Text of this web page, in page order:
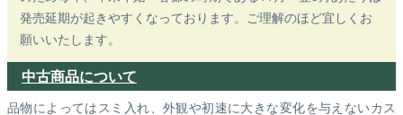
発売延期が起きやすくなっております。ご理解のほど宜しくお
願いいたします。
中古商品について
品物によってはスミ入れ、外観や初速に大きな変化を与えないカス